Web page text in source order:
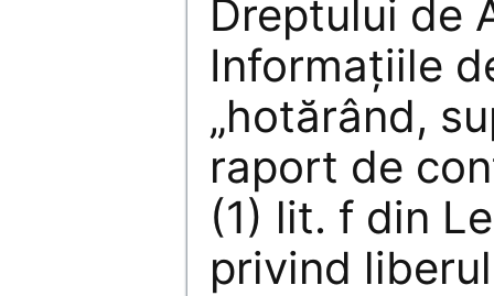
Dreptului de
Informațiile
„hotărând,
raport de
(1) lit. f din
privind